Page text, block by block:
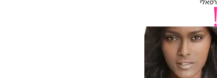
רפאלי